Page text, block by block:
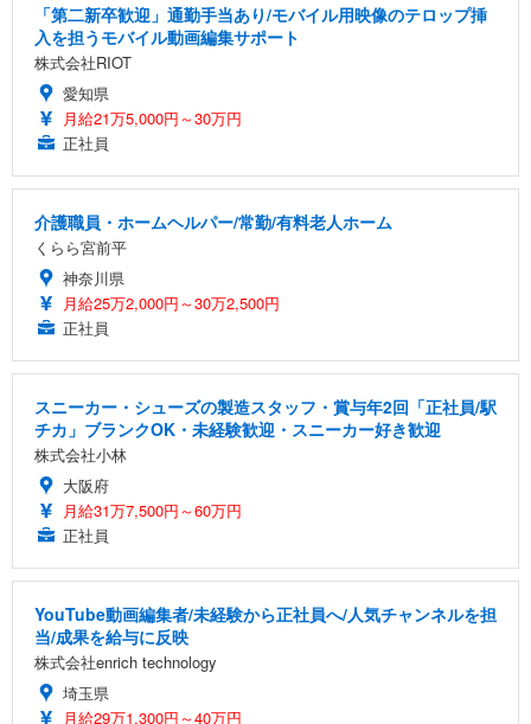
「第二新卒歓迎」通勤手当あり/モバイル用映像のテロップ挿
入を担うモバイル動画編集サポート
株式会社RIOT
愛知県
月給21万5,000円～30万円
正社員
介護職員・ホームヘルパー/常勤/有料老人ホーム
くらら宮前平
神奈川県
月給25万2,000円～30万2,500円
正社員
スニーカー・シューズの製造スタッフ・賞与年2回「正社員/駅
チカ」ブランクOK・未経験歓迎・スニーカー好き歓迎
株式会社小林
大阪府
月給31万7,500円～60万円
正社員
YouTube動画編集者/未経験から正社員へ/人気チャンネルを担
当/成果を給与に反映
株式会社enrich technology
埼玉県
月給29万1,300円～40万円